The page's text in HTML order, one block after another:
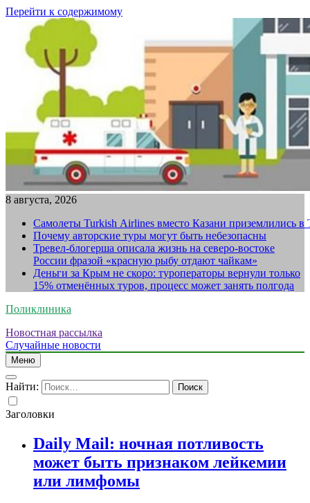
Перейти к содержимому
8 августа, 2026
Самолеты Turkish Airlines вместо Казани приземлились в
Почему авторские туры могут быть небезопасны
Тревел-блогерша описала жизнь на северо-востоке
России фразой «красную рыбу отдают чайкам»
Деньги за Крым не скоро: туроператоры вернули только
15% отменённых туров, процесс может занять полгода
Поликлиника
Новостная рассылка
Случайные новости
Меню
Найти:
Заголовки
Daily Mail: ночная потливость
может быть признаком лейкемии
или лимфомы